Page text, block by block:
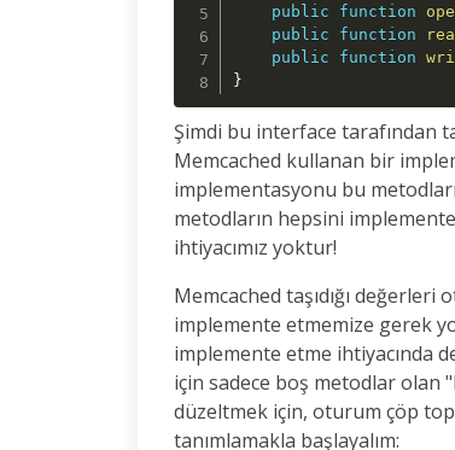
public
function
public
function
public
function
}
Şimdi bu interface tarafından
Memcached kullanan bir
implementasyonu bu
metodların hepsini
ihtiyacımız yoktur!
Memcached taşıdığı
implemente etmemize gerek
implemente etme ihtiyacında
için sadece boş metodlar olan
düzeltmek için, oturum çöp
tanımlamakla başlayalım: